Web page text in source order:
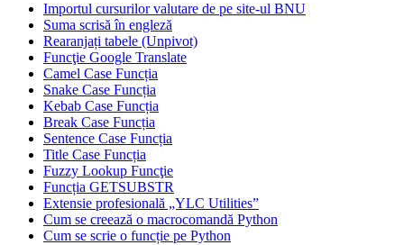
Importul cursurilor valutare de pe site-ul BNU
Suma scrisă în engleză
Rearanjați tabele (Unpivot)
Funcţie Google Translate
Camel Case Funcția
Snake Case Funcția
Kebab Case Funcția
Break Case Funcția
Sentence Case Funcția
Title Case Funcția
Fuzzy Lookup Funcţie
Funcția GETSUBSTR
Extensie profesională „YLC Utilities”
Cum se creează o macrocomandă Python
Cum se scrie o funcție pe Python